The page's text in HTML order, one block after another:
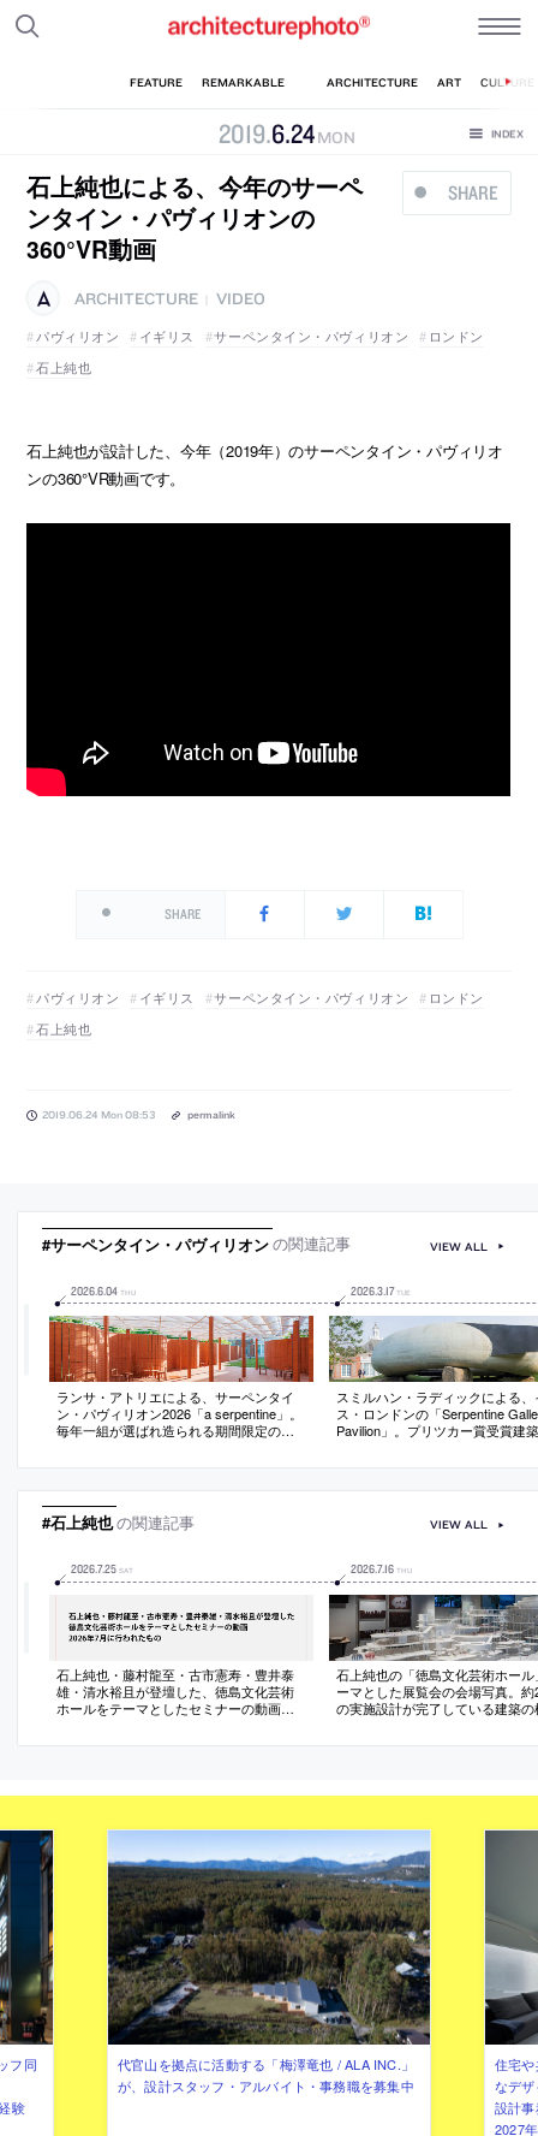
2019.6.24 MON
SHARE
石上純也による、今年のサーペ
ンタイン・パヴィリオンの
360°VR動画
ARCHITECTURE
VIDEO
パヴィリオン
イギリス サーペンタイン・パヴィリオン
ロンドン
石上純也
石上純也が設計した、今年（2019年）のサーペンタイン・パヴィリオ
ンの360°VR動画です。
SHARE
パヴィリオン イギリス サーペンタイン・パヴィリオン
ロンドン
石上純也
2019.06.24 Mon 08:53 permalink
#サーペンタイン・パヴィリオンの関連記事
2026.6.04 THU
ランサ・アトリエによる、サーペンタイ
ン・パヴィリオン2026「a serpentine」。
毎年一組が選ばれ造られる期間限定の建
姿勢に基づき、周辺の建物や伝統的な蛇
築を考案。壁の意味も再考して“透過性”を
付与する
2026.3.17 TUE
スミルハン・ラディックによる、
ス・ロンドンの「Serpentine
Pavilion」。プリツカー賞受賞建
面・地面が“意図的な均衡”の中に
と石のパヴィリオンは古代的であ
VIEW ALL
#石上純也の関連記事
2026.7.25 SAT
石上純也・藤村龍至・古市憲寿・豊井泰
雄・清水裕且が登壇した、徳島文化芸術
ホールをテーマとしたセミナーの動画。
2026.7.16 THU
石上純也の「徳島文化芸術ホール
ーマとした展覧会の会場写真。約
の実施設計が完了している建築の
VIEW ALL
フ同
験
代官山を拠点に活動する「梅澤竜也 / ALA INC.」
が、設計スタッフ・アルバイト・事務職を募集中
住宅
なデ
設計
2027